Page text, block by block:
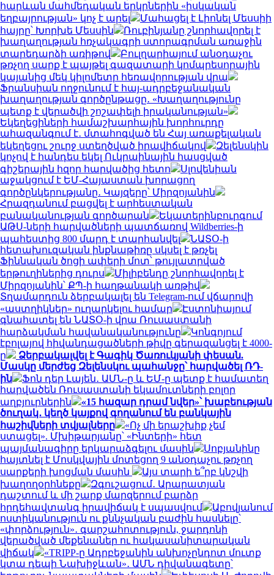
հարևան մահմեդական երկրներին «իսկական
եղբայրության» կոչ է արել
Մահացել է Լիոնել Մեսսիի
հայրը՝ Խորխե Մեսսին
Ռուբինյանը շնորհավորել է
խաղաղության հռչակագրի ստորագրման առաջին
տարեդարձի առիթով
Բուլղարիայում անօդաչու
թռչող սարք է պայթել գազատարի կոմպրեսորային
կայանից մեկ կիլոմետր հեռավորության վրա
Ֆրանսիան ողջունում է հայ-ադրբեջանական
խաղաղության գործընթացը․ «Խաղաղությունը
պետք է վերածվի շոշափելի իրականության»
Եկեղեցիների համաշխարհային խորհուրդը
ահազանգում է․ մտահոգված են Հայ առաքելական
եկեղեցու շուրջ ստեղծված իրավիճակով
Զելենսկին
կոչով է հանդես եկել Ուկրաինային հասցված
գիշերային հզոր հարվածից հետո
Սլովենիան
աջակցում է ԵՄ-Հայաստան խորացող
գործընկերությանը․ Կայզերը՝ Միրզոյանին
Հրազդանում բացվել է արհեստական
բանականության գործարան
Եկատերինբուրգում
ԱԹՍ-ների հարվածների պատճառով Wildberries-ի
պահեստից 800 մարդ է տարհանվել
ՆԱՏՕ-ի
հետախուզական ինքնաթիռը սկսել է թռչել
Ֆիննական ծոցի ափերի մոտ՝ թույլատրված
երթուղիներից դուրս
Միլիբենդը շնորհավորել է
Միրզոյանին՝ ՔՊ-ի հաղթանակի առթիվ
Տղամարդուն ձերբակալել են Telegram-ում վճարովի
«աստղիկներ» ուղարկելու համար
Էստոնիայում
գնահատել են ՆԱՏՕ-ի վրա Ռուսաստանի
հարձակման հավանականությունը
Կոնգոյում
էբոլայով հիվանդացածների թիվը գերազանցել է 4000-
ը
Ձերբակալվել է Գագիկ Ծառուկյանի փեսան.
Մասկը մերժեց Զելենսկու պահանջը՝ հարվածել ՌԴ-
ին
Ֆոն դեր Լայեն․ ԱՄՆ-ը և ԵՄ-ը պետք է համատեղ
հարվածեն Ռուսաստանի եկամուտների բոլոր
աղբյուրներին
«15 հազար դրամ նվեր»՝ խաբեության
ծուղակ․ կեղծ կայքով գողանում են բանկային
հաշիվների տվյալները
«Ոչ մի երաշխիք չեմ
ստացել». Մխիթարյանը՝ «Ինտերի» հետ
պայմանագիրը երկարաձգելու մասին
Սոբյանինը
հայտնել է Մոսկվային մոտեցող 9 անօդաչու թռչող
սարքերի խոցման մասին
Այս տարի ե՞րբ կնշվի
խաղողօրհնեքը
Զգուշացում․ Արարատյան
դաշտում և մի շարք մարզերում բարձր
հրդեհավտանգ իրավիճակ է սպասվում
Աբովյանում
ոստիկանություն ու քննչական բաժին հասնելը՝
«փորձություն»․ գարշահոտություն, ջարդոնի
վերածված մեքենաներ ու հակասանիտարական
վիճակ
«TRIPP-ը Ադրբեջանին անխոչընդոտ մուտք
կտա դեպի Նախիջևան»․ ԱՄՆ դիվանագետը՝